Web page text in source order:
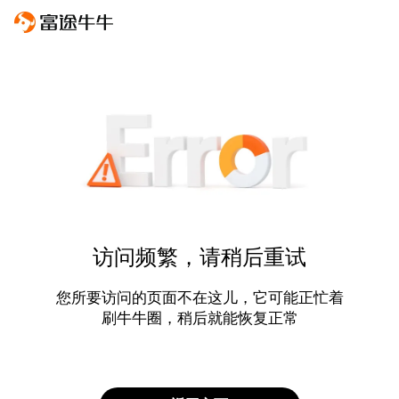
访问频繁，请稍后重试
您所要访问的页面不在这儿，它可能正忙着
刷牛牛圈，稍后就能恢复正常